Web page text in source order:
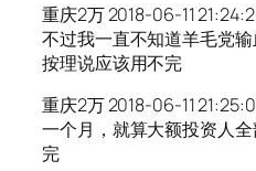
重庆2万 2018-06-11
不过我一直不知道羊毛党
按理说应该用不完
重庆2万 2018-06-11
一个月，就算大额投资人
完